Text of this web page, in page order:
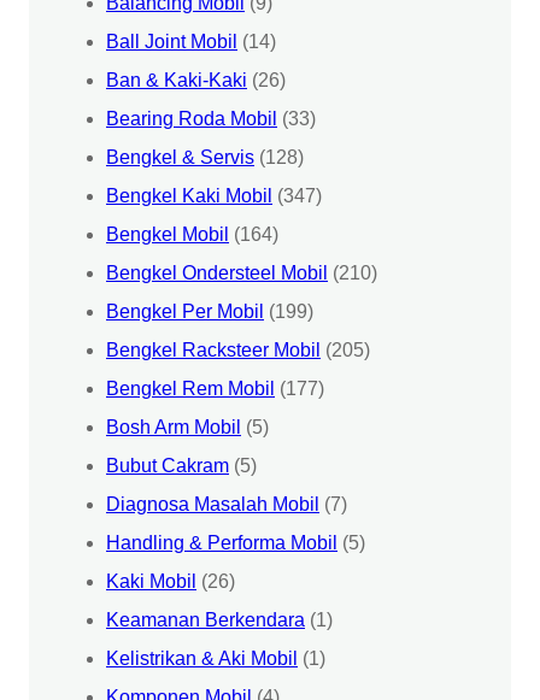
Ball Joint Mobil (14)
Ban & Kaki-Kaki (26)
Bearing Roda Mobil (33)
Bengkel & Servis (128)
Bengkel Kaki Mobil (347)
Bengkel Mobil (164)
Bengkel Ondersteel Mobil (210)
Bengkel Per Mobil (199)
Bengkel Racksteer Mobil (205)
Bengkel Rem Mobil (177)
Bosh Arm Mobil (5)
Bubut Cakram (5)
Diagnosa Masalah Mobil (7)
Handling & Performa Mobil (5)
Kaki Mobil (26)
Keamanan Berkendara (1)
Kelistrikan & Aki Mobil (1)